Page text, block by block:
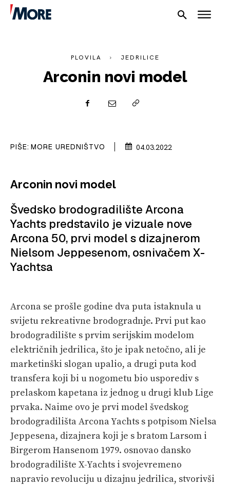
PLOVILA
VELIKE PRIČE
PRETPLATA
SHOP
PLOVILA JEDRILICE
Arconin novi model
PIŠE: MORE UREDNIŠTVO 04.03.2022
Arconin novi model
Švedsko brodogradilište Arcona
Yachts predstavilo je vizuale nove
Arcona 50, prvi model s dizajnerom
Nielsom Jeppesenom, osnivačem X-
Yachtsa
Arcona se prošle godine dva puta istaknula u
svijetu rekreativne brodogradnje. Prvi put kao
brodogradilište s prvim serijskim modelom
električnih jedrilica, što je ipak netočno, ali je
marketinški slogan upalio, a drugi puta kod
transfera koji bi u nogometu bio usporediv s
prelaskom kapetana iz jednog u drugi klub Lige
prvaka. Naime ovo je prvi model švedskog
brodogradilišta Arcona Yachts s potpisom Nielsa
Jeppesena, dizajnera koji je s bratom Larsom i
Birgerom Hansenom 1979. osnovao dansko
brodogradilište X-Yachts i svojevremeno
napravio revoluciju u dizajnu jedrilica, stvorivši